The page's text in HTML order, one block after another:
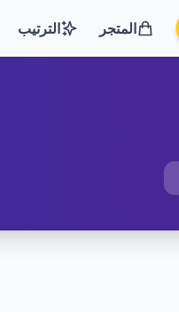
المتجر الترتيب